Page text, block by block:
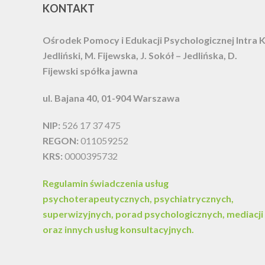
KONTAKT
Ośrodek Pomocy i Edukacji Psychologicznej Intra
Jedliński, M. Fijewska, J. Sokół – Jedlińska, D.
Fijewski spółka jawna
ul. Bajana 40, 01-904 Warszawa
NIP: 526 17 37 475
REGON: 011059252
KRS: 0000395732
Regulamin świadczenia usług
psychoterapeutycznych, psychiatrycznych,
superwizyjnych, porad psychologicznych, mediacji
oraz innych usług konsultacyjnych.